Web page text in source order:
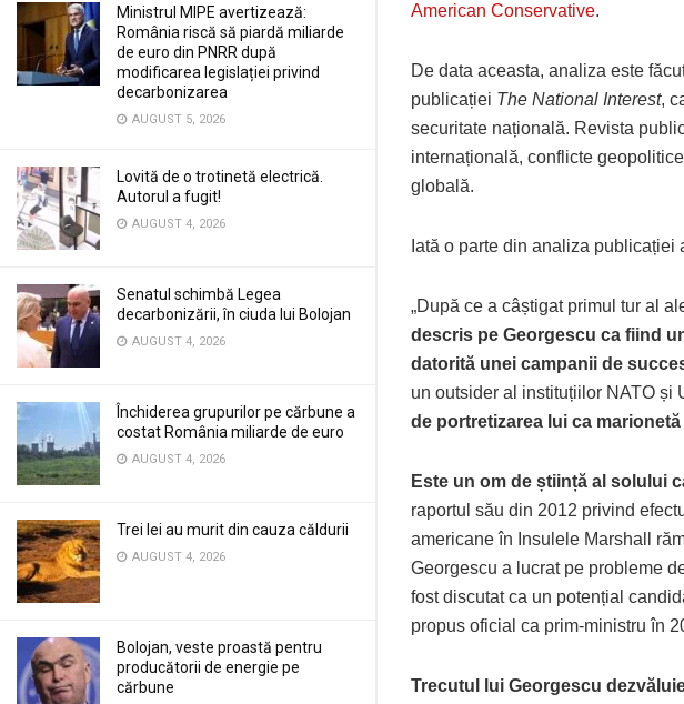
Ministrul MIPE avertizează:
România riscă să piardă miliarde
de euro din PNRR după
modificarea legislației privind
decarbonizarea
AUGUST 5, 2026
Lovită de o trotinetă electrică.
Autorul a fugit!
AUGUST 4, 2026
Senatul schimbă Legea
decarbonizării, în ciuda lui Bolojan
AUGUST 4, 2026
Închiderea grupurilor pe cărbune a
costat România miliarde de euro
AUGUST 4, 2026
Trei lei au murit din cauza căldurii
AUGUST 4, 2026
Bolojan, veste proastă pentru
producătorii de energie pe
cărbune
American Conservative.
De data aceasta, analiza este
publicației The National Interest,
securitate națională. Revista
internațională, conflicte
globală.
Iată o parte din analiza publicației
„După ce a câștigat primul tur al
descris pe Georgescu ca fiind
datorită unei campanii de
un outsider al instituțiilor NATO și
de portretizarea lui ca
Este un om de știință al solului
raportul său din 2012 privind
americane în Insulele Marshall
Georgescu a lucrat pe probleme
fost discutat ca un potențial
propus oficial ca prim-ministru în
Trecutul lui Georgescu